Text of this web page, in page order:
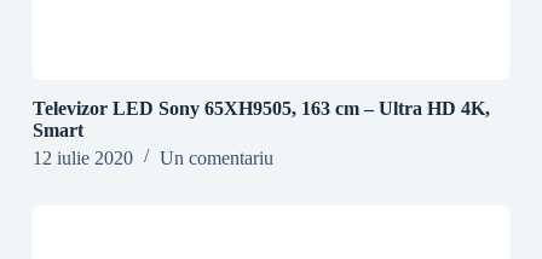
Televizor LED Sony 65XH9505, 163 cm – Ultra HD 4K,
Smart
12 iulie 2020
Un comentariu